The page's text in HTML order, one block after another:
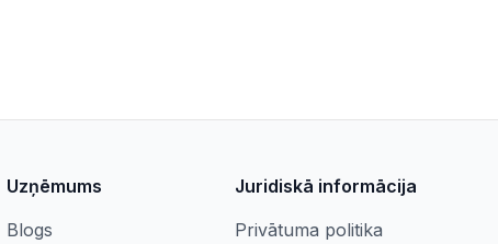
Uzņēmums
Blogs
Juridiskā informācija
Privātuma politika